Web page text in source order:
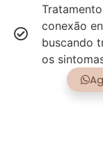
conexão
buscando
os